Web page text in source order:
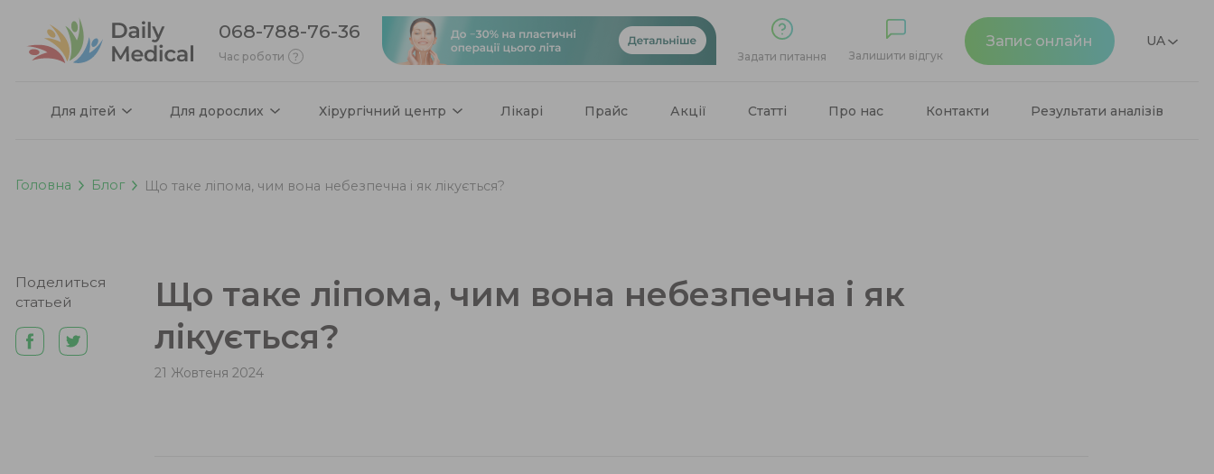
068-788-76-36
Час роботи Задати питання Залишити відгук
Запис онлайн UA
Для дітей Для дорослих Хірургічний центр Лікарі Прайс Акції Статті Про нас Контакти Результати аналізів
Головна Блог Що таке ліпома, чим вона небезпечна і як лікується?
Поделиться
статьей
Що таке ліпома, чим вона небезпечна і як
лікується?
21 Жовтеня 2024